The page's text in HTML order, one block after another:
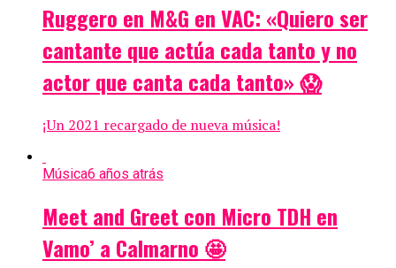
Ruggero en M&G en VAC: «Quiero ser
cantante que actúa cada tanto y no
actor que canta cada tanto»​ 😱​
¡Un 2021 recargado de nueva música!
Música6 años atrás
Meet and Greet con Micro TDH en
Vamo’ a Calmarno 🤩